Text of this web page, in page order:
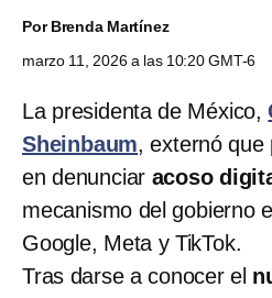
PorBrenda Martínez
marzo 11, 2026 a las 10:20 GMT-6
La presidenta de México,
Sheinbaum, externó que
en denunciar acoso
mecanismo del gobierno
Google, Meta y TikTok.
Tras darse a conocer el